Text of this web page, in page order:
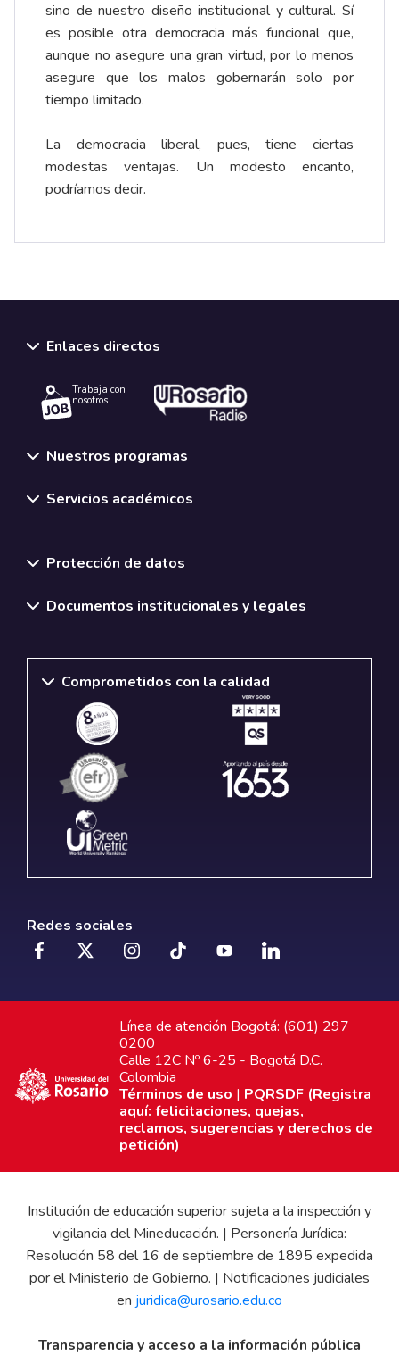
sino de nuestro diseño institucional y cultural. Sí
es posible otra democracia más funcional que,
aunque no asegure una gran virtud, por lo menos
asegure que los malos gobernarán solo por
tiempo limitado.
La democracia liberal, pues, tiene ciertas
modestas ventajas. Un modesto encanto,
podríamos decir.
Enlaces directos
Trabaja con
nosotros.
Nuestros programas
Servicios académicos
Protección de datos
Documentos institucionales y legales
Comprometidos con la calidad
Redes sociales
Línea de atención Bogotá: (601) 297
0200
Calle 12C Nº 6-25 - Bogotá D.C.
Colombia
Términos de uso | PQRSDF (Registra
aquí: felicitaciones, quejas,
reclamos, sugerencias y derechos de
petición)
Institución de educación superior sujeta a la inspección y
vigilancia del Mineducación. | Personería Jurídica:
Resolución 58 del 16 de septiembre de 1895 expedida
por el Ministerio de Gobierno. | Notificaciones judiciales
en juridica@urosario.edu.co
Transparencia y acceso a la información pública